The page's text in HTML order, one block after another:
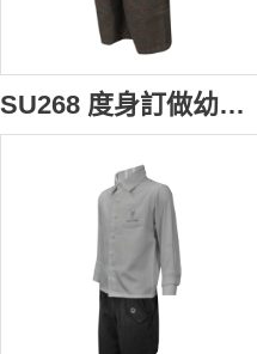
SU268 度身訂做幼稚園男童校服套裝 團體訂購幼稚園校服套裝 設計小童校服供應商